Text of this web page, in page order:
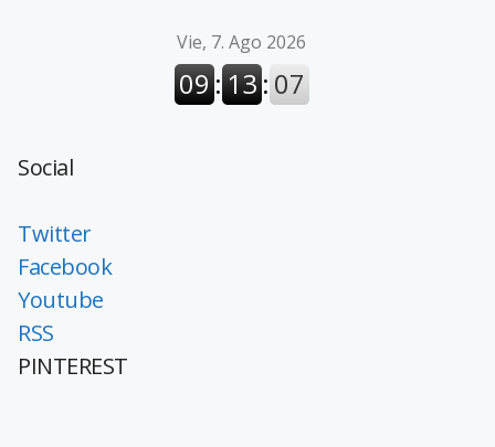
Social
Twitter
Facebook
Youtube
RSS
PINTEREST